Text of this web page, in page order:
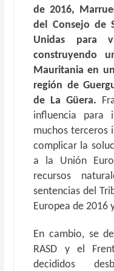
de 2016,
del Consejo de
Unidas para
construyendo
Mauritania en
región de
de La Güera.
influencia para
muchos terceros
complicar la
a la Unión
recursos
sentencias del
Europea de 2016
En cambio, se
RASD y el
decididos